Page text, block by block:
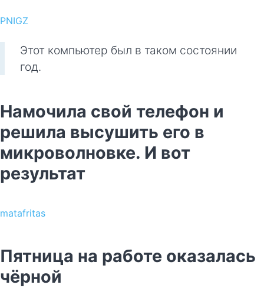
PNIGZ
Этот компьютер был в таком состоянии
год.
Намочила свой телефон и
решила высушить его в
микроволновке. И вот
результат
matafritas
Пятница на работе оказалась
чёрной